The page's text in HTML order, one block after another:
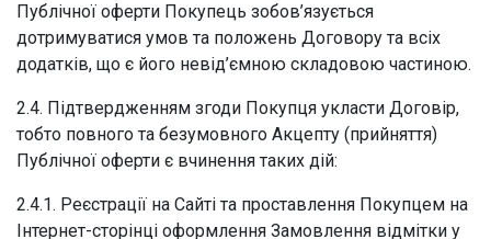
Публічної оферти Покупець зобов’язується
дотримуватися умов та положень Договору та всіх
додатків, що є його невід’ємною складовою частиною.
2.4. Підтвердженням згоди Покупця укласти Договір,
тобто повного та безумовного Акцепту (прийняття)
Публічної оферти є вчинення таких дій:
2.4.1. Реєстрації на Сайті та проставлення Покупцем на
Інтернет-сторінці оформлення Замовлення відмітки у